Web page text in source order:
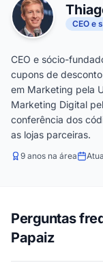
CEO e
CEO e sócio-
cupons de
em Marketing pela
Marketing Digital
conferência dos
as lojas parceiras.
9 anos na área
Perguntas
Papaiz